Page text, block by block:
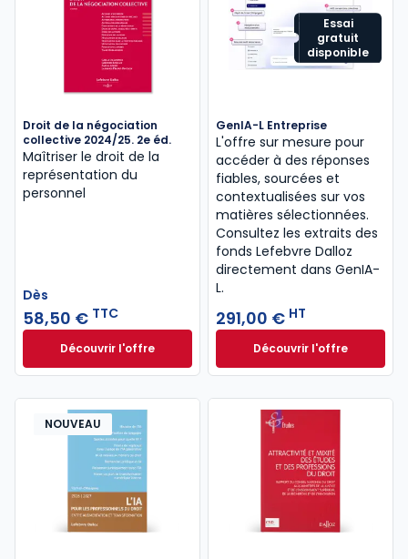
accord collectif
peut concerner une seule
branche (accord professionnel ou de branche) ou
un ensemble de branches (
accord collectif
interbrancheou
interprofessionnel
A noter : uneconvention collectiveou unaccord
collectif , qu’ils soient de branche ou d’entreprise,
n’a plus à être déposé(e) à laDIRECCTE. Il (elle)
doit être déposé(e) sur la plateforme de
téléprocédure dénommée « TéléAccords».
Droit de la négociation
collective 2024/25. 2e éd.
Maîtriser le droit de la
représentation du
personnel
Dès
58,50 € TTC
Découvrir l'offreDroit de la négociation collective 2024/25. 2e éd.
Dès
Essai
gratuit
disponible
GenIA-L Entreprise
L'offre sur mesure pour
accéder à des réponses
fiables, sourcées et
contextualisées sur vos
matières sélectionnées.
Consultez les extraits des
fonds Lefebvre Dalloz
directement dans GenIA-
L.
291,00 € HT
Découvrir l'offre
GenIA-L
NOUVEAU